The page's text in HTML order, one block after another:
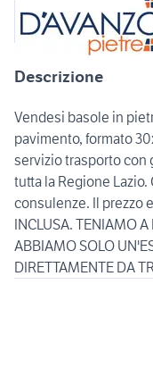
Descrizione
Vendesi basole in
pavimento, formato
servizio trasporto con
tutta la Regione
consulenze. Il prezzo
INCLUSA. TENIAMO A
ABBIAMO SOLO
DIRETTAMENTE DA